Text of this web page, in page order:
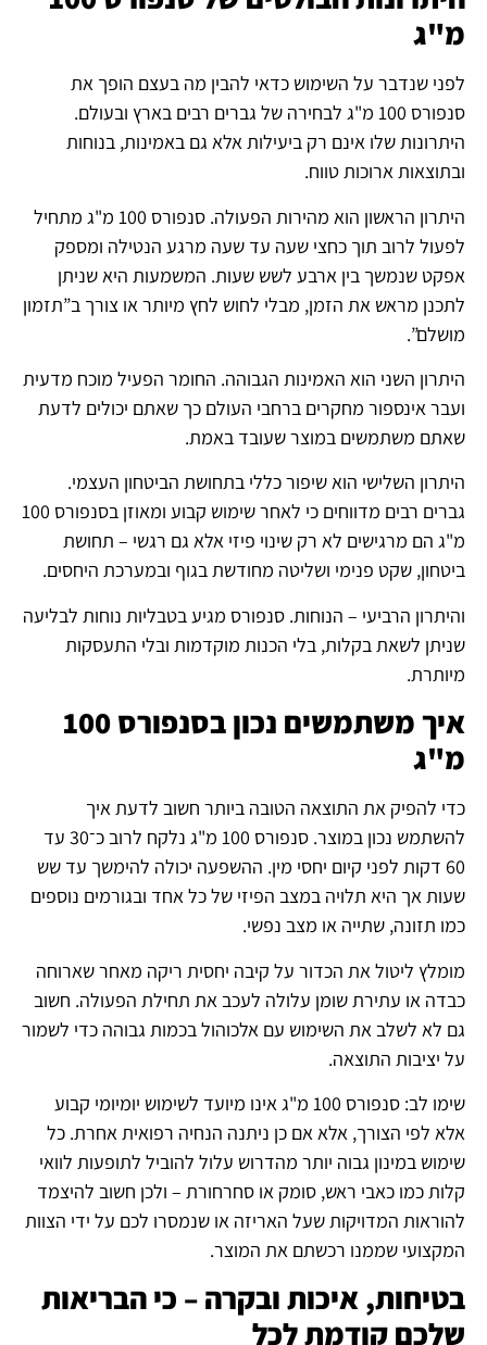
מ"ג
לפני שנדבר על השימוש כדאי להבין מה בעצם הופך את
סנפורס 100 מ"ג לבחירה של גברים רבים בארץ ובעולם.
היתרונות שלו אינם רק ביעילות אלא גם באמינות, בנוחות
ובתוצאות ארוכות טווח.
היתרון הראשון הוא מהירות הפעולה. סנפורס 100 מ"ג מתחיל
לפעול לרוב תוך כחצי שעה עד שעה מרגע הנטילה ומספק
אפקט שנמשך בין ארבע לשש שעות. המשמעות היא שניתן
לתכנן מראש את הזמן, מבלי לחוש לחץ מיותר או צורך ב”תזמון
מושלם”.
היתרון השני הוא האמינות הגבוהה. החומר הפעיל מוכח מדעית
ועבר אינספור מחקרים ברחבי העולם כך שאתם יכולים לדעת
שאתם משתמשים במוצר שעובד באמת.
היתרון השלישי הוא שיפור כללי בתחושת הביטחון העצמי.
גברים רבים מדווחים כי לאחר שימוש קבוע ומאוזן בסנפורס 100
מ"ג הם מרגישים לא רק שינוי פיזי אלא גם רגשי – תחושת
ביטחון, שקט פנימי ושליטה מחודשת בגוף ובמערכת היחסים.
והיתרון הרביעי – הנוחות. סנפורס מגיע בטבליות נוחות לבליעה
שניתן לשאת בקלות, בלי הכנות מוקדמות ובלי התעסקות
מיותרת.
איך משתמשים נכון בסנפורס 100
מ"ג
כדי להפיק את התוצאה הטובה ביותר חשוב לדעת איך
להשתמש נכון במוצר. סנפורס 100 מ"ג נלקח לרוב כ־30 עד
60 דקות לפני קיום יחסי מין. ההשפעה יכולה להימשך עד שש
שעות אך היא תלויה במצב הפיזי של כל אחד ובגורמים נוספים
כמו תזונה, שתייה או מצב נפשי.
מומלץ ליטול את הכדור על קיבה יחסית ריקה מאחר שארוחה
כבדה או עתירת שומן עלולה לעכב את תחילת הפעולה. חשוב
גם לא לשלב את השימוש עם אלכוהול בכמות גבוהה כדי לשמור
על יציבות התוצאה.
שימו לב: סנפורס 100 מ"ג אינו מיועד לשימוש יומיומי קבוע
אלא לפי הצורך, אלא אם כן ניתנה הנחיה רפואית אחרת. כל
שימוש במינון גבוה יותר מהדרוש עלול להוביל לתופעות לוואי
קלות כמו כאבי ראש, סומק או סחרחורת – ולכן חשוב להיצמד
להוראות המדויקות שעל האריזה או שנמסרו לכם על ידי הצוות
המקצועי שממנו רכשתם את המוצר.
בטיחות, איכות ובקרה – כי הבריאות
שלכם קודמת לכל